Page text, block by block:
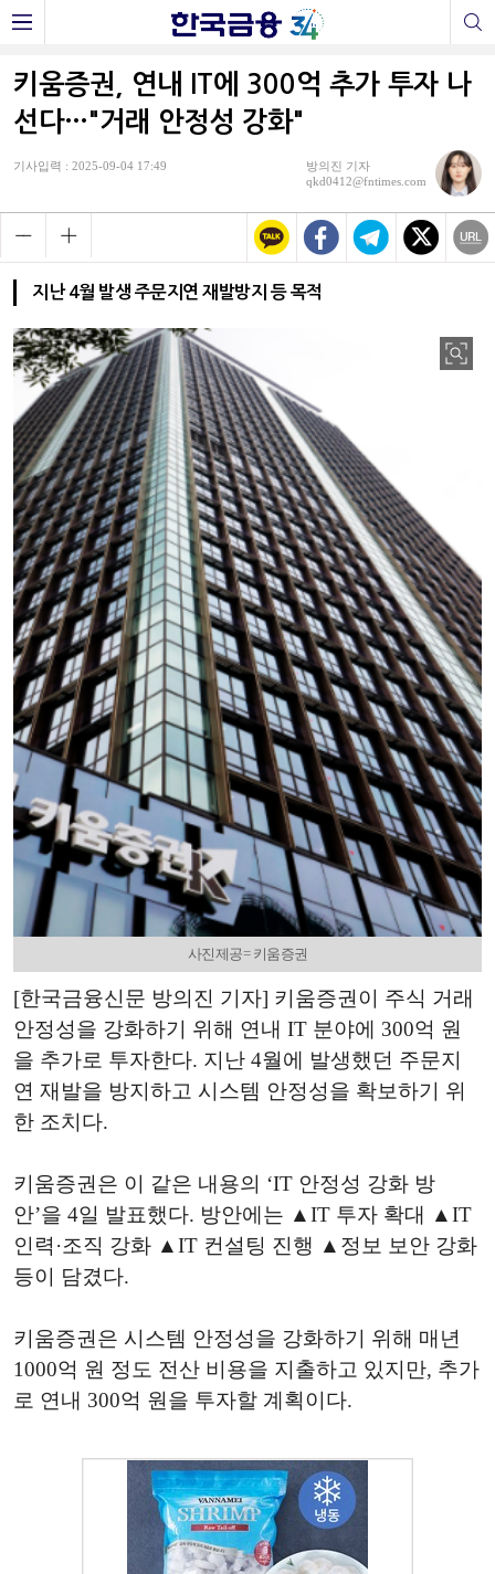
키움증권, 연내 IT에 300억 추가 투자 나
선다…"거래 안정성 강화"
기사입력 : 2025-09-04 17:49
방의진 기자
qkd0412@fntimes.com
지난 4월 발생 주문지연 재발방지 등 목적
사진제공= 키움증권
[한국금융신문 방의진 기자] 키움증권이 주식 거래
안정성을 강화하기 위해 연내 IT 분야에 300억 원
을 추가로 투자한다. 지난 4월에 발생했던 주문지
연 재발을 방지하고 시스템 안정성을 확보하기 위
한 조치다.
키움증권은 이 같은 내용의 ‘IT 안정성 강화 방
안’을 4일 발표했다. 방안에는 ▲IT 투자 확대 ▲IT
인력·조직 강화 ▲IT 컨설팅 진행 ▲정보 보안 강화
등이 담겼다.
키움증권은 시스템 안정성을 강화하기 위해 매년
1000억 원 정도 전산 비용을 지출하고 있지만, 추가
로 연내 300억 원을 투자할 계획이다.